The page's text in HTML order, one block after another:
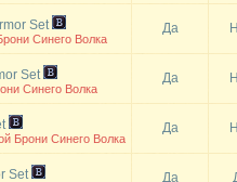
Set
Синего Волка
Да
Set
Синего Волка
Да
Брони Синего Волка
Да
Set Да